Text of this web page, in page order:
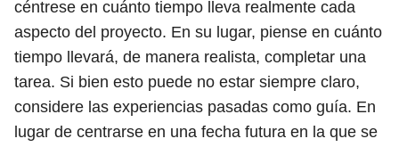
céntrese en cuánto tiempo lleva realmente cada
aspecto del proyecto. En su lugar, piense en cuánto
tiempo llevará, de manera realista, completar una
tarea. Si bien esto puede no estar siempre claro,
considere las experiencias pasadas como guía. En
lugar de centrarse en una fecha futura en la que se